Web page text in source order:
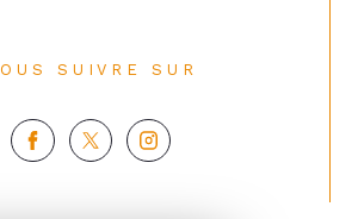
NOUS SUIVRE SUR